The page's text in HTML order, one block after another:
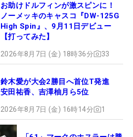
お助けドルフィンが激スピンに！
ノーメッキのキャスコ『DW-125G
High Spin』、9月11日デビュー
【打ってみた】
2026年8月7日 (金) 18時36分 33
鈴木愛が大会2勝目へ首位T発進
安田祐香、吉澤柚月ら5位
2026年8月7日 (金) 16時14分 1